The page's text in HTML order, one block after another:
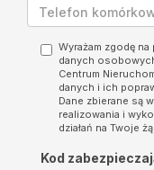
Wyrażam zgodę
danych
Centrum
danych i ich
Dane zbierane są
realizowania i
działań na Twoje
Kod